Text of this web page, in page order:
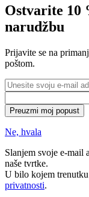
Ostvarite 10
narudžbu
Prijavite se na
poštom.
Preuzmi moj popust
Ne, hvala
Slanjem svoje e-mail
naše tvrtke.
U bilo kojem
privatnosti.